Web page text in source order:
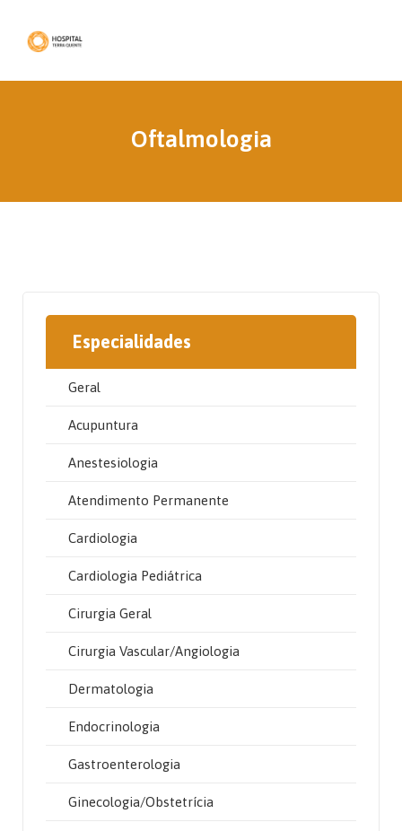
Oftalmologia
Especialidades
Geral
Acupuntura
Anestesiologia
Atendimento Permanente
Cardiologia
Cardiologia Pediátrica
Cirurgia Geral
Cirurgia Vascular/Angiologia
Dermatologia
Endocrinologia
Gastroenterologia
Ginecologia/Obstetrícia